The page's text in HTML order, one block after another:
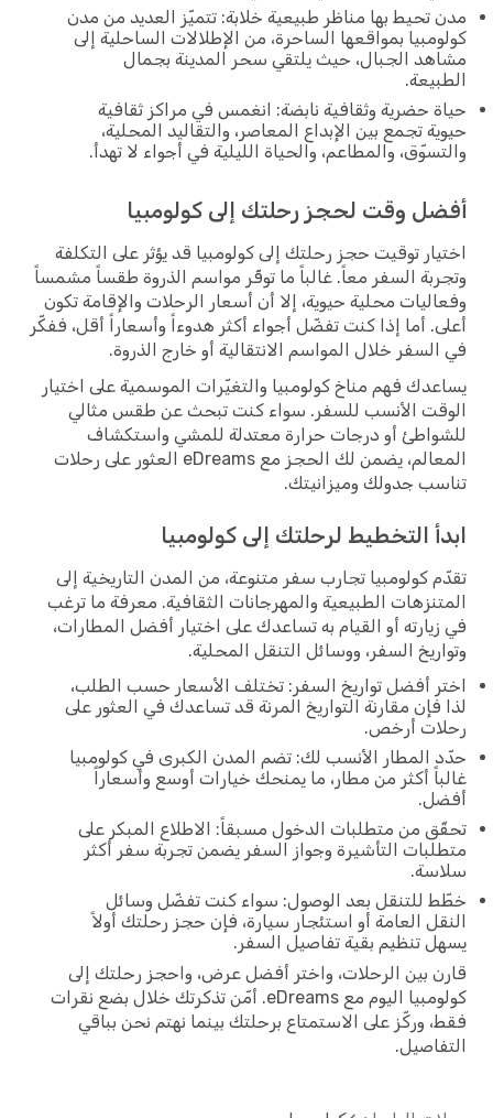
مدن تحيط بها مناظر طبيعية خلابة: تتميّز العديد من مدن
كولومبيا بمواقعها الساحرة، من الإطلالات الساحلية إلى
مشاهد الجبال، حيث يلتقي سحر المدينة بجمال
الطبيعة.
حياة حضرية وثقافية نابضة: انغمس في مراكز ثقافية
حيوية تجمع بين الإبداع المعاصر، والتقاليد المحلية،
والتسوّق، والمطاعم، والحياة الليلية في أجواء لا تهدأ.
أفضل وقت لحجز رحلتك إلى كولومبيا
اختيار توقيت حجز رحلتك إلى كولومبيا قد يؤثر على التكلفة
وتجربة السفر معاً. غالباً ما توفّر مواسم الذروة طقساً مشمساً
وفعاليات محلية حيوية، إلا أن أسعار الرحلات والإقامة تكون
أعلى. أما إذا كنت تفضّل أجواء أكثر هدوءاً وأسعاراً أقل، ففكّر
في السفر خلال المواسم الانتقالية أو خارج الذروة.
يساعدك فهم مناخ كولومبيا والتغيّرات الموسمية على اختيار
الوقت الأنسب للسفر. سواء كنت تبحث عن طقس مثالي
للشواطئ أو درجات حرارة معتدلة للمشي واستكشاف
المعالم، يضمن لك الحجز مع eDreams العثور على رحلات
تناسب جدولك وميزانيتك.
ابدأ التخطيط لرحلتك إلى كولومبيا
تقدّم كولومبيا تجارب سفر متنوعة، من المدن التاريخية إلى
المتنزهات الطبيعية والمهرجانات الثقافية. معرفة ما ترغب
في زيارته أو القيام به تساعدك على اختيار أفضل المطارات،
وتواريخ السفر، ووسائل التنقل المحلية.
اختر أفضل تواريخ السفر: تختلف الأسعار حسب الطلب،
لذا فإن مقارنة التواريخ المرنة قد تساعدك في العثور على
رحلات أرخص.
حدّد المطار الأنسب لك: تضم المدن الكبرى في كولومبيا
غالباً أكثر من مطار، ما يمنحك خيارات أوسع وأسعاراً
أفضل.
تحقّق من متطلبات الدخول مسبقاً: الاطلاع المبكر على
متطلبات التأشيرة وجواز السفر يضمن تجربة سفر أكثر
سلاسة.
خطّط للتنقل بعد الوصول: سواء كنت تفضّل وسائل
النقل العامة أو استئجار سيارة، فإن حجز رحلتك أولاً
يسهل تنظيم بقية تفاصيل السفر.
قارن بين الرحلات، واختر أفضل عرض، واحجز رحلتك إلى
كولومبيا اليوم مع eDreams. أمّن تذكرتك خلال بضع نقرات
فقط، وركّز على الاستمتاع برحلتك بينما نهتم نحن بباقي
التفاصيل.